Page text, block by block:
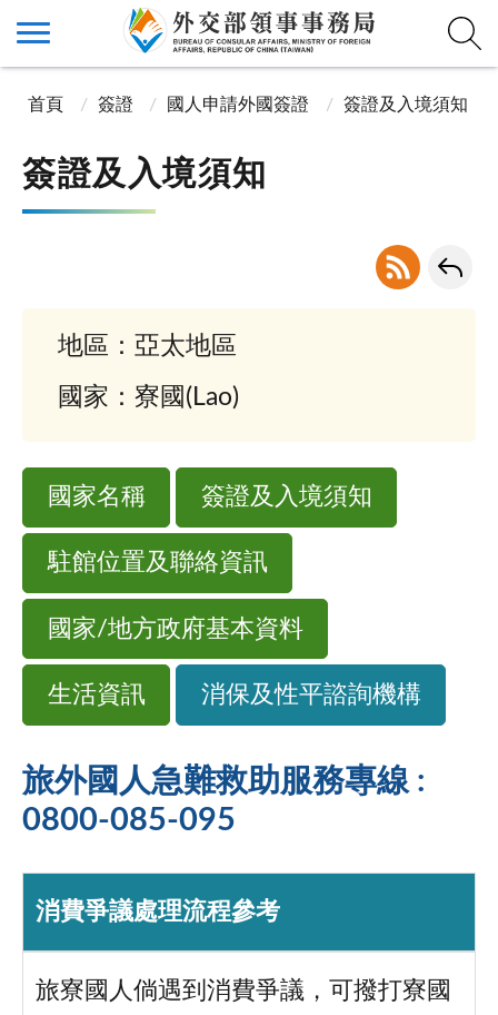
首頁 簽證 國人申請外國簽證 簽證及入境須知
簽證及入境須知
地區：亞太地區
國家：寮國(Lao)
國家名稱 簽證及入境須知
駐館位置及聯絡資訊
國家/地方政府基本資料
生活資訊 消保及性平諮詢機構
旅外國人急難救助服務專線 :
0800-085-095
消費爭議處理流程參考
旅寮國人倘遇到消費爭議，可撥打寮國